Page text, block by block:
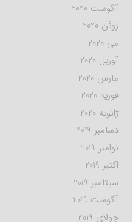
آگوست 2020
ژوئن 2020
می 2020
آوریل 2020
مارس 2020
فوریه 2020
ژانویه 2020
دسامبر 2019
نوامبر 2019
اکتبر 2019
سپتامبر 2019
آگوست 2019
جولای 2019